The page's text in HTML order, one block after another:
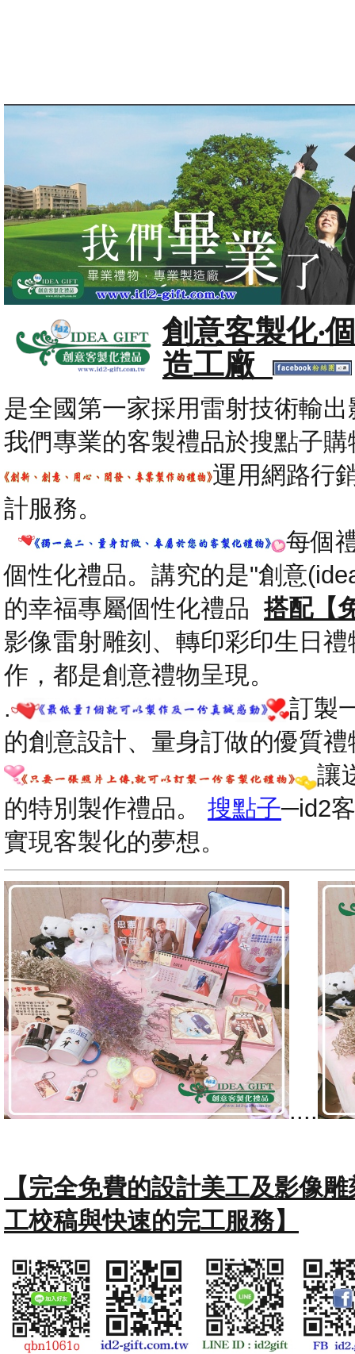
創意客製化‧
造工廠
是全國第一家採用雷射技術輸
我們專業的客製禮品於搜點子
運用網路行
計服務。
每個
個性化禮品。講究的是"創意
的幸福專屬個性化禮品搭配【
影像雷射雕刻、轉印彩印生日禮
作，都是創意禮物呈現。
.
訂製
的創意設計、量身訂做的優質禮
讓
的特別製作禮品。 搜點子─id2
實現客製化的夢想。
....
【完全免費的設計美工及影像
工校稿與快速的完工服務】